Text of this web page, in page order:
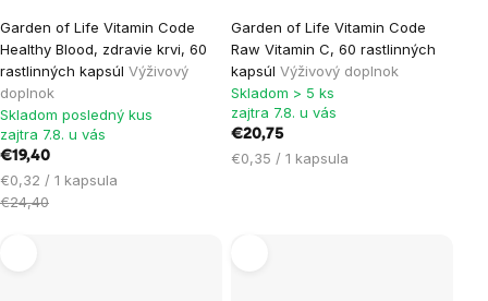
Garden of Life Vitamin Code
Healthy Blood, zdravie krvi, 60
rastlinných kapsúl Výživový
doplnok
Skladom posledný kus
zajtra 7.8. u vás
€19,40
Jednotková
cena:
€0,32 / 1 kapsula
€24,40
Garden of Life Vitamin Code
Raw Vitamin C, 60 rastlinných
kapsúl Výživový doplnok
Skladom > 5 ks
zajtra 7.8. u vás
€20,75
Jednotková
€0,35 / 1 kapsula